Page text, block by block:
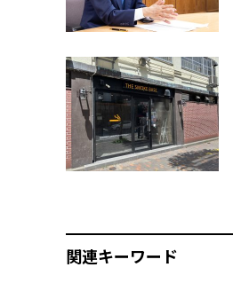
関連キーワード